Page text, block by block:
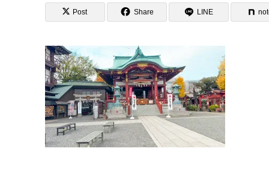
Post Share LINE